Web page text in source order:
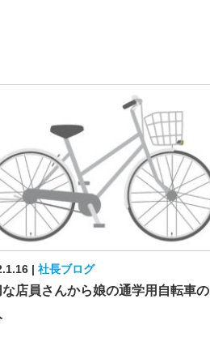
社長ブログ
店員さんから娘の通学用自転車の